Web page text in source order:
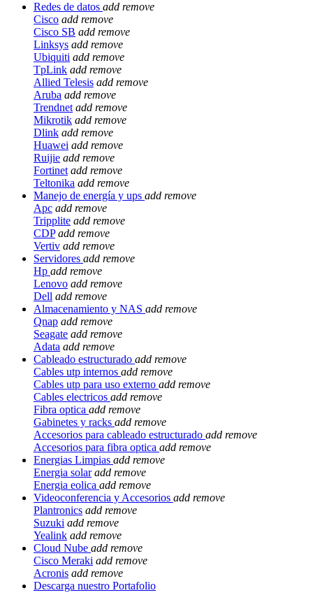
Redes de datos add remove
Cisco add remove
Cisco SB add remove
Linksys add remove
Ubiquiti add remove
TpLink add remove
Allied Telesis add remove
Aruba add remove
Trendnet add remove
Mikrotik add remove
Dlink add remove
Huawei add remove
Ruijie add remove
Fortinet add remove
Teltonika add remove
Manejo de energía y ups add remove
Apc add remove
Tripplite add remove
CDP add remove
Vertiv add remove
Servidores add remove
Hp add remove
Lenovo add remove
Dell add remove
Almacenamiento y NAS add remove
Qnap add remove
Seagate add remove
Adata add remove
Cableado estructurado add remove
Cables utp internos add remove
Cables utp para uso externo add remove
Cables electricos add remove
Fibra optica add remove
Gabinetes y racks add remove
Accesorios para cableado estructurado add remove
Accesorios para fibra optica add remove
Energias Limpias add remove
Energia solar add remove
Energia eolica add remove
Videoconferencia y Accesorios add remove
Plantronics add remove
Suzuki add remove
Yealink add remove
Cloud Nube add remove
Cisco Meraki add remove
Acronis add remove
Descarga nuestro Portafolio